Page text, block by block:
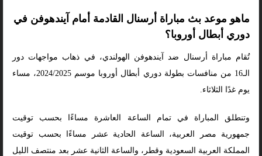
ماهو موعد بث مباراة أرسنال القادمة أمام آيندهوفن في
دوري أبطال أوروبا؟
تُقام مباراة أرسنال ضد آيندهوفن الهولندي، في ذهاب مواجهات دور
الـ16 من منافسات بطولة دوري أبطال أوروبا موسم 2024/2025، مساء
يوم غدًا الثلاثاء.
وتنطلق المباراة في تمام الساعة العاشرة مساءًا بحسب توقيت
جمهورية مصر العربية، الساعة الحادية عشر مساءًا بحسب توقيت
المملكة العربية السعودية وقطر، والساعة الثانية عشر بعد منتصف الليل